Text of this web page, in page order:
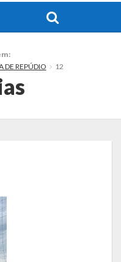
DE REPÚDIO 12